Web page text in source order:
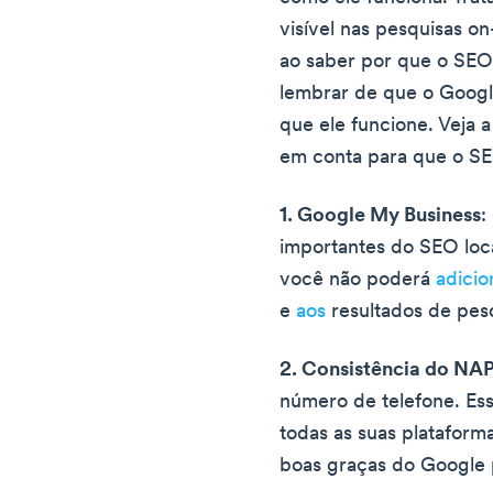
visível nas pesquisas
ao saber por que o
lembrar de que o
que ele funcione. Veja
em conta para que o
1. Google My Business:
importantes do SEO
você não poderá
eaos resultados de
2. Consistência do
número de telefone.
todas as suas
boas graças do Google